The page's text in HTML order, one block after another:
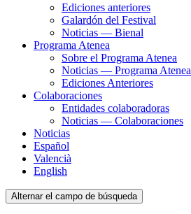
Ediciones anteriores
Galardón del Festival
Noticias — Bienal
Programa Atenea
Sobre el Programa Atenea
Noticias — Programa Atenea
Ediciones Anteriores
Colaboraciones
Entidades colaboradoras
Noticias — Colaboraciones
Noticias
Español
Valencià
English
Alternar el campo de búsqueda